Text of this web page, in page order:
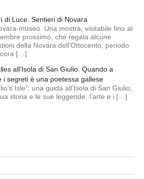
di Luce. Sentieri di Novara
museo. Una mostra, visitabile fino al
prossimo, che regala alcune
della Novara dell’Ottocento, periodo
[…]
all’Isola di San Giulio. Quando a
i segreti è una poetessa gallese
Isle”: una guida all’Isola di San Giulio,
storia e le sue leggende, l’arte e i […]